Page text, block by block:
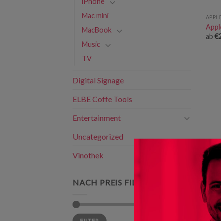
Mac mini
MacBook
Music
TV
Digital Signage
ELBE Coffe Tools
Entertainment
Uncategorized
Vinothek
NACH PREIS FILTERN
Min.
Max.
ab €
ab€